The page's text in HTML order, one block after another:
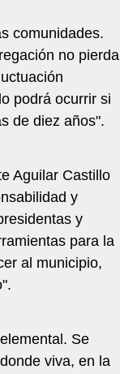
comunidades.
no pierda
podrá ocurrir si
de diez años".
Aguilar Castillo
y
y
para la
al municipio,
Se
viva, en la